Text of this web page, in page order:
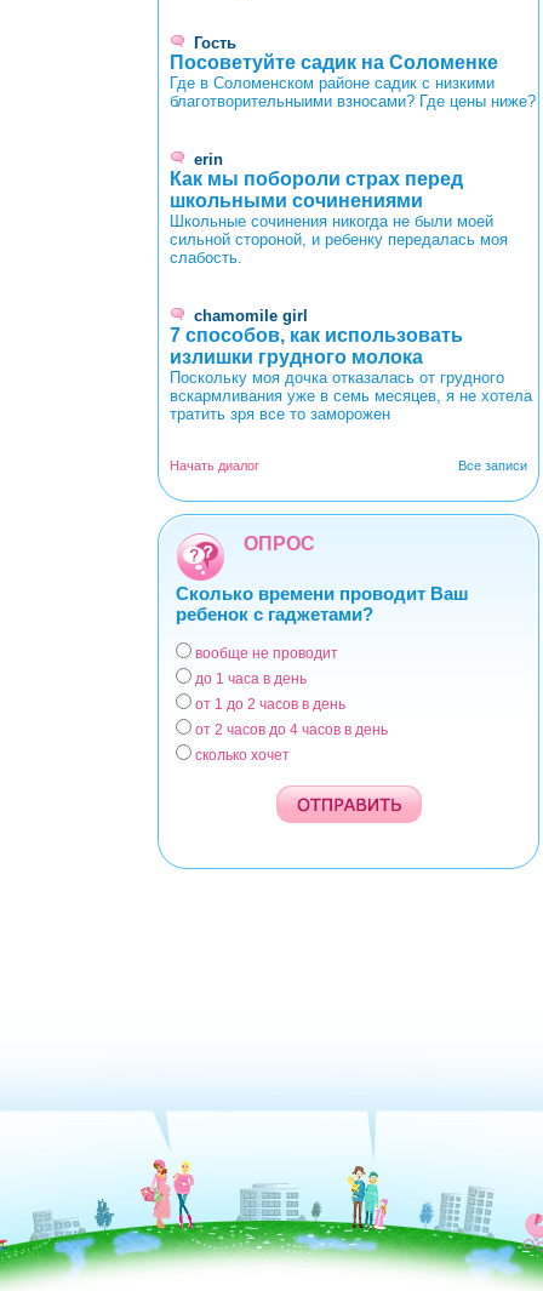
Гость
Посоветуйте садик на Соломенке
Где в Соломенском районе садик с низкими
благотворительныими взносами? Где цены ниже?
erin
Как мы побороли страх перед
школьными сочинениями
Школьные сочинения никогда не были моей
сильной стороной, и ребенку передалась моя
слабость.
chamomile girl
7 способов, как использовать
излишки грудного молока
Поскольку моя дочка отказалась от грудного
вскармливания уже в семь месяцев, я не хотела
тратить зря все то заморожен
Все записи
Начать диалог
ОПРОС
Сколько времени проводит Ваш
ребенок с гаджетами?
Варианты
вообще не проводит
до 1 часа в день
от 1 до 2 часов в день
от 2 часов до 4 часов в день
сколько хочет